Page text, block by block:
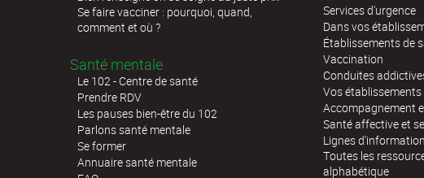
Se faire vacciner : pourquoi, quand,
comment et où ?
Santé mentale
Le 102 - Centre de santé
Prendre RDV
Les pauses bien-être du 102
Parlons santé mentale
Se former
Annuaire santé mentale
Services d'urgence
Dans vos
Établissements de
Vaccination
Conduites
Vos
Accompagnement
Santé affective et
Lignes
Toutes les
alphabétique